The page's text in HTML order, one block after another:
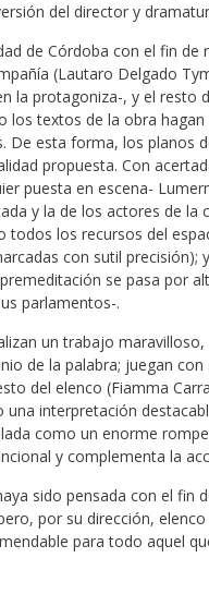
del director y
de Córdoba con el fin de
(Lautaro Delgado
la protagoniza-, y el resto
los textos de la obra
esta forma, los planos
propuesta. Con
puesta en escena-
y la de los actores de la
los recursos del
con sutil precisión);
se pasa por
parlamentos-.
un trabajo
de la palabra; juegan
del elenco (Fiamma
una interpretación
como un enorme
y complementa la
sido pensada con el fin
por su dirección,
para todo aquel